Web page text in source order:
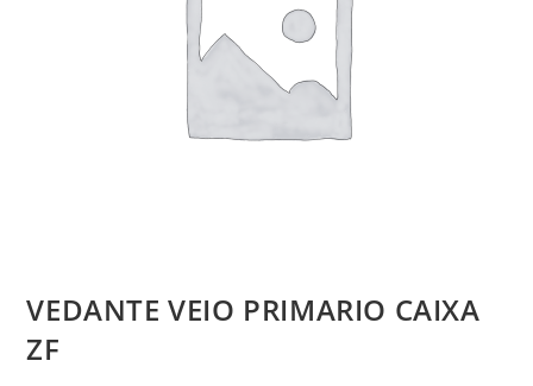
VEDANTE VEIO PRIMARIO CAIXA
ZF